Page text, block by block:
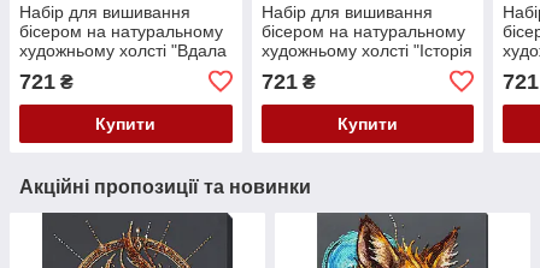
Набір для вишивання
бісером на натуральному
художньому холсті "Вдала
592
721 ₴
Купити
Набір для вишивання
бісером на натуральному
художньому холсті "Історія
кохання-1" Абрис Арт AB-
405
721₴
Купити
721
Акційні пропозиції та новинки